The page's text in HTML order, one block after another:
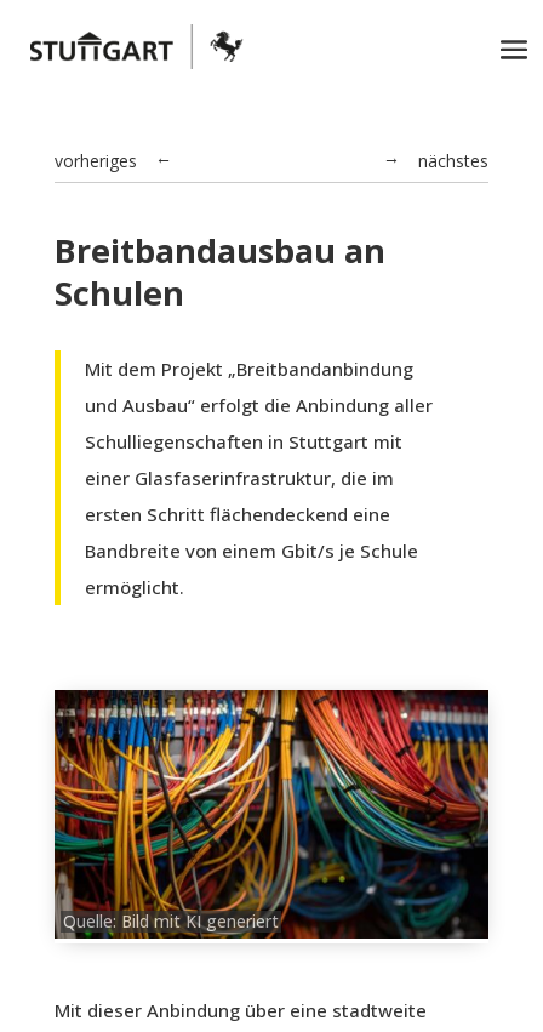
← nächstes
vorheriges →
Breitbandausbau an
Schulen
Mit dem Projekt „Breitbandanbindung
und Ausbau“ erfolgt die Anbindung aller
Schulliegenschaften in Stuttgart mit
einer Glasfaserinfrastruktur, die im
ersten Schritt flächendeckend eine
Bandbreite von einem Gbit/s je Schule
ermöglicht.
Quelle: Bild mit KI generiert
Mit dieser Anbindung über eine stadtweite